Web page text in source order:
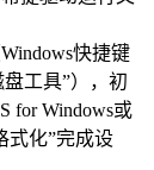
快捷键
盘工具”），初
for Windows或
式化”完成设